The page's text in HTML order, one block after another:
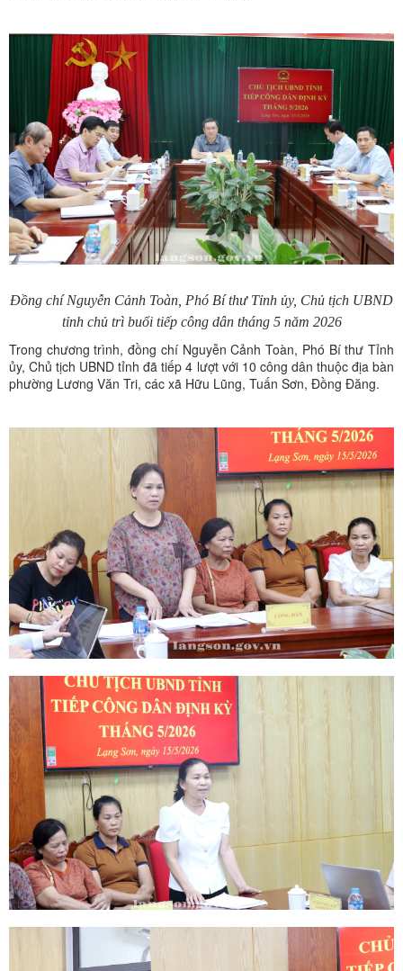
Đồng chí Nguyễn Cảnh Toàn, Phó Bí thư Tỉnh ủy, Chủ tịch UBND
tỉnh chủ trì buổi tiếp công dân tháng 5 năm 2026
Trong chương trình, đồng chí Nguyễn Cảnh Toàn, Phó Bí thư Tỉnh
ủy, Chủ tịch UBND tỉnh đã tiếp 4 lượt với 10 công dân thuộc địa bàn
phường Lương Văn Tri, các xã Hữu Lũng, Tuấn Sơn, Đồng Đăng.